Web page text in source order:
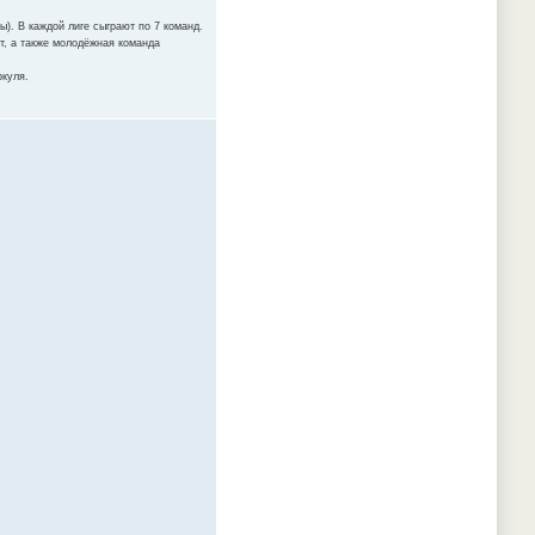
В каждой лиге сыграют по 7 команд.
а также молодёжная команда